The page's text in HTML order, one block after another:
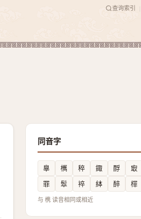
查询索引
同音字
辠 㰎 稡 鋷 酻
㝡
罪
䯿 祽 絊 醉 檌
与 槜 读音相同或相近